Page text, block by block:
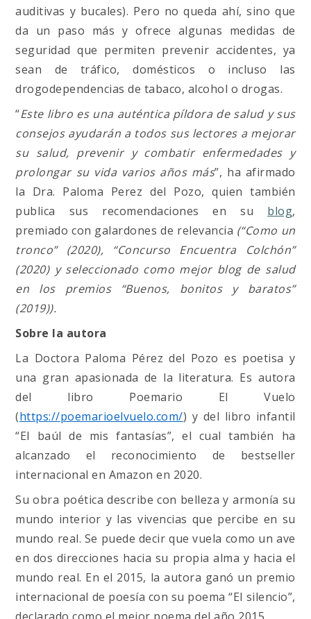
auditivas y bucales). Pero no queda ahí, sino que
da un paso más y ofrece algunas medidas de
seguridad que permiten prevenir accidentes, ya
sean de tráfico, domésticos o incluso las
drogodependencias de tabaco, alcohol o drogas.
“Este libro es una auténtica píldora de salud y sus
consejos ayudarán a todos sus lectores a mejorar
su salud, prevenir y combatir enfermedades y
prolongar su vida varios años más”, ha afirmado
la Dra. Paloma Perez del Pozo, quien también
publica sus recomendaciones en su blog,
premiado con galardones de relevancia (“Como un
tronco” (2020), “Concurso Encuentra Colchón”
(2020) y seleccionado como mejor blog de salud
en los premios “Buenos, bonitos y baratos”
(2019)).
Sobre la autora
La Doctora Paloma Pérez del Pozo es poetisa y
una gran apasionada de la literatura. Es autora
del libro Poemario El Vuelo
(https://poemarioelvuelo.com/) y del libro infantil
“El baúl de mis fantasías”, el cual también ha
alcanzado el reconocimiento de bestseller
internacional en Amazon en 2020.
Su obra poética describe con belleza y armonía su
mundo interior y las vivencias que percibe en su
mundo real. Se puede decir que vuela como un ave
en dos direcciones hacia su propia alma y hacia el
mundo real. En el 2015, la autora ganó un premio
internacional de poesía con su poema “El silencio”,